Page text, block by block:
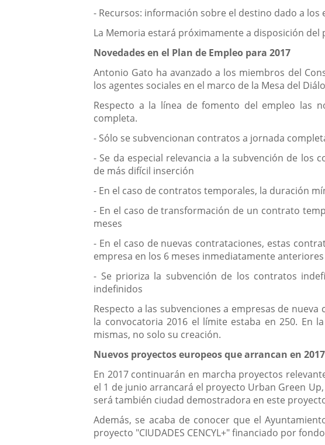
- Recursos: información sobre el destino dado a los
La Memoria estará próximamente a disposición
Novedades en el Plan de Empleo para 2017
Antonio Gato ha avanzado a los miembros del
los agentes sociales en el marco de la Mesa del
Respecto a la línea de fomento del empleo las
completa.
- Sólo se subvencionan contratos a jornada
- Se da especial relevancia a la subvención de
de más difícil inserción
- En el caso de contratos temporales, la duración
- En el caso de transformación de un contrato
meses
- En el caso de nuevas contrataciones, estas
empresa en los 6 meses inmediatamente
- Se prioriza la subvención de los contratos
indefinidos
Respecto a las subvenciones a empresas de
la convocatoria 2016 el límite estaba en 250. En
mismas, no solo su creación.
Nuevos proyectos europeos que arrancan en 2017
En 2017 continuarán en marcha proyectos
el 1 de junio arrancará el proyecto Urban Green
será también ciudad demostradora en este
Además, se acaba de conocer que el
proyecto "CIUDADES CENCYL+" financiado por